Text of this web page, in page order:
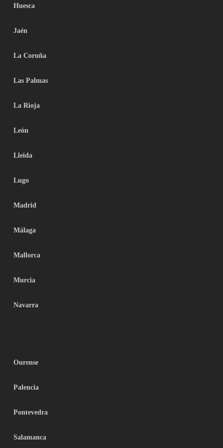
Huesca
Jaén
La Coruña
Las Palmas
La Rioja
León
Lleida
Lugo
Madrid
Málaga
Mallorca
Murcia
Navarra
Ourense
Palencia
Pontevedra
Salamanca